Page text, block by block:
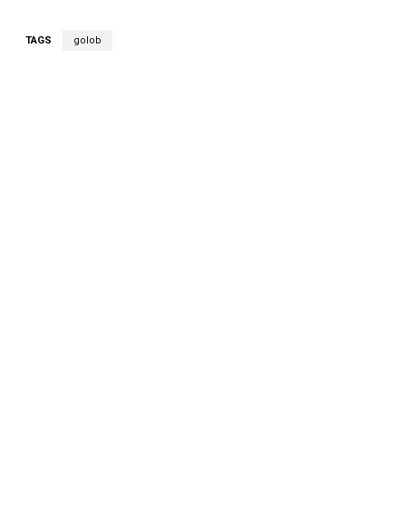
TAGS golob